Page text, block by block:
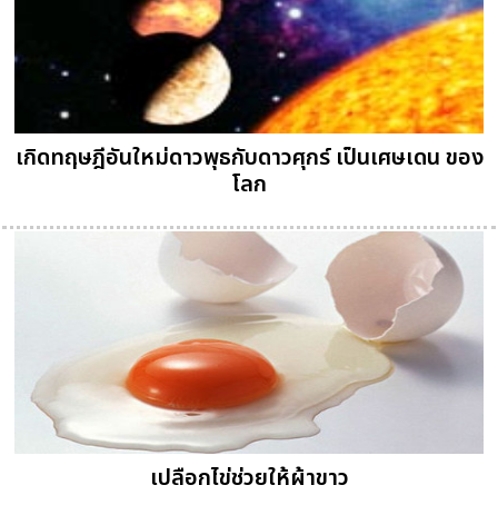
เกิดทฤษฎีอันใหม่ดาวพุธกับดาวศุกร์ เป็นเศษเดน ของ
โลก
เปลือกไข่ช่วยให้ผ้าขาว